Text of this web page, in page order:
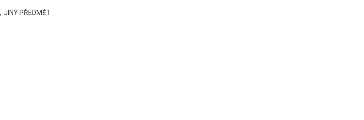
JINÝ PŘEDMĚT